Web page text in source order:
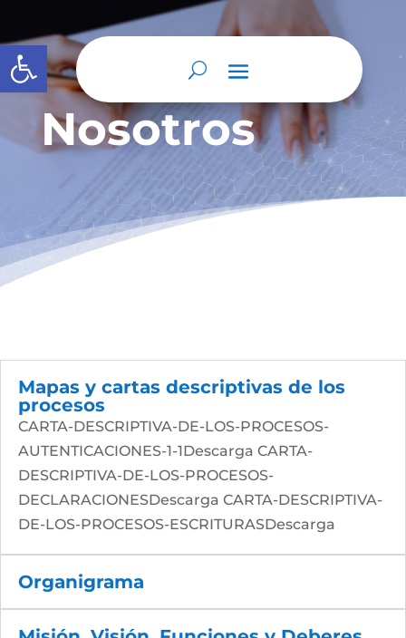
Abrir barra de herramientas
Nosotros
Mapas y cartas descriptivas de los
procesos
CARTA-DESCRIPTIVA-DE-LOS-PROCESOS-
AUTENTICACIONES-1-1Descarga CARTA-
DESCRIPTIVA-DE-LOS-PROCESOS-
DECLARACIONESDescarga CARTA-DESCRIPTIVA-
DE-LOS-PROCESOS-ESCRITURASDescarga
Organigrama